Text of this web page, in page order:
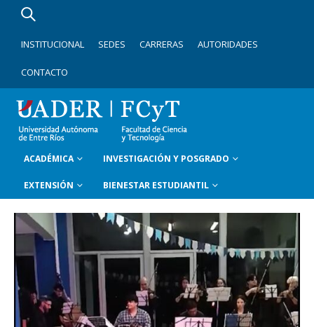
INSTITUCIONAL SEDES CARRERAS AUTORIDADES
CONTACTO
ACADÉMICA INVESTIGACIÓN Y POSGRADO
EXTENSIÓN BIENESTAR ESTUDIANTIL